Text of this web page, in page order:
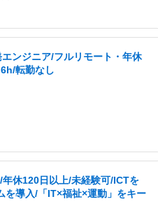
ンジニア/フルリモート・年休
転勤なし
休120日以上/未経験可/ICTを
を導入/「IT×福祉×運動」をキー